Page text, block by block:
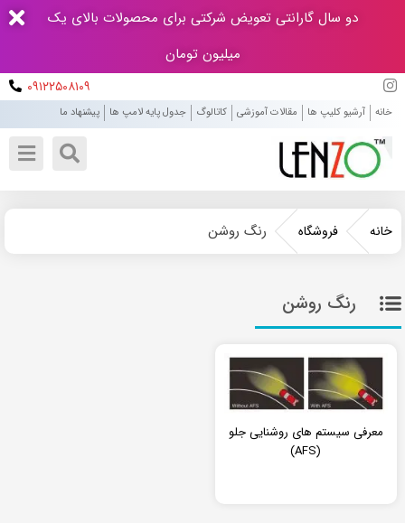
دو سال گارانتی تعویض شرکتی برای محصولات بالای یک
میلیون تومان
۰۹۱۲۲۵۰۸۱۰۹
خانه آرشیو کلیپ ها مقالات آموزشی کاتالوگ جدول پایه لامپ ها پیشنهاد ما
خانه فروشگاه رنگ روشن
رنگ روشن
معرفی سیستم های روشنایی جلو
(AFS)